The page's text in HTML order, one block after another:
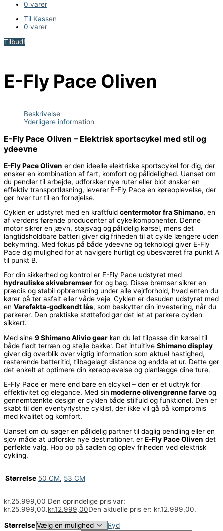
0 varer
Til Kassen
0 varer
Tilbud!
E-Fly Pace Oliven
Beskrivelse
Yderligere information
E-Fly Pace Oliven – Elektrisk sportscykel med stil og
ydeevne
E-Fly Pace Oliven er den ideelle elektriske sportscykel for dig, der
ønsker en kombination af fart, komfort og pålidelighed. Uanset om
du pendler til arbejde, udforsker nye ruter eller blot ønsker en
effektiv transportløsning, leverer E-Fly Pace en køreoplevelse, der
gør hver tur til en fornøjelse.
Cyklen er udstyret med en kraftfuld centermotor fra Shimano, en
af verdens førende producenter af cykelkomponenter. Denne
motor sikrer en jævn, støjsvag og pålidelig kørsel, mens det
langtidsholdbare batteri giver dig friheden til at cykle længere uden
bekymring. Med fokus på både ydeevne og teknologi giver E-Fly
Pace dig mulighed for at navigere hurtigt og ubesværet fra punkt A
til punkt B.
For din sikkerhed og kontrol er E-Fly Pace udstyret med
hydrauliske skivebremser for og bag. Disse bremser sikrer en
præcis og stabil opbremsning under alle vejrforhold, hvad enten du
kører på tør asfalt eller våde veje. Cyklen er desuden udstyret med
en Varefakta-godkendt lås, som beskytter din investering, når du
parkerer. Den praktiske støttefod gør det let at parkere cyklen
sikkert.
Med sine 9 Shimano Alivio gear kan du let tilpasse din kørsel til
både fladt terræn og stejle bakker. Det intuitive Shimano display
giver dig overblik over vigtig information som aktuel hastighed,
resterende batteritid, tilbagelagt distance og endda et ur. Dette gør
det enkelt at optimere din køreoplevelse og planlægge dine ture.
E-Fly Pace er mere end bare en elcykel – den er et udtryk for
effektivitet og elegance. Med sin moderne olivengrønne farve og
gennemtænkte design er cyklen både stilfuld og funktionel. Den er
skabt til den eventyrlystne cyklist, der ikke vil gå på kompromis
med kvalitet og komfort.
Uanset om du søger en pålidelig partner til daglig pendling eller en
sjov måde at udforske nye destinationer, er E-Fly Pace Oliven det
perfekte valg. Hop op på sadlen og oplev friheden ved elektrisk
cykling.
Størrelse 50 CM, 53 CM
kr.25.999,00 Den oprindelige pris var:
kr.25.999,00.kr.12.999,00Den aktuelle pris er: kr.12.999,00.
Størrelse
Ryd